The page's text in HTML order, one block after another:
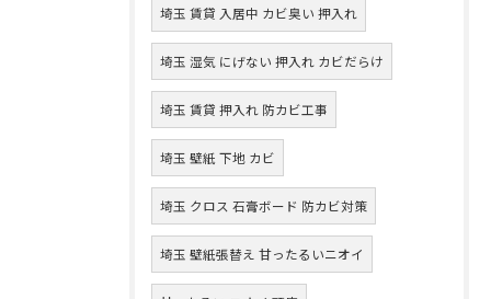
埼玉 賃貸 入居中 カビ臭い 押入れ
埼玉 湿気 にげない 押入れ カビだらけ
埼玉 賃貸 押入れ 防カビ工事
埼玉 壁紙 下地 カビ
埼玉 クロス 石膏ボード 防カビ対策
埼玉 壁紙張替え 甘ったるいニオイ